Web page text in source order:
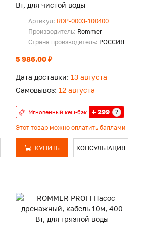
Вт, для чистой воды
Артикул: RDP-0003-100400
Производитель: Rommer
Страна производитель: РОССИЯ
5 986.00 ₽
Дата доставки: 13 августа
Самовывоз: 12 августа
Мгновенный кеш-бэк + 299 ?
Этот товар можно оплатить баллами
КУПИТЬ КОНСУЛЬТАЦИЯ